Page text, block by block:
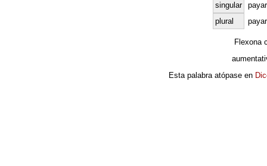
singular
plural
Flexona
Esta palabra atópase en